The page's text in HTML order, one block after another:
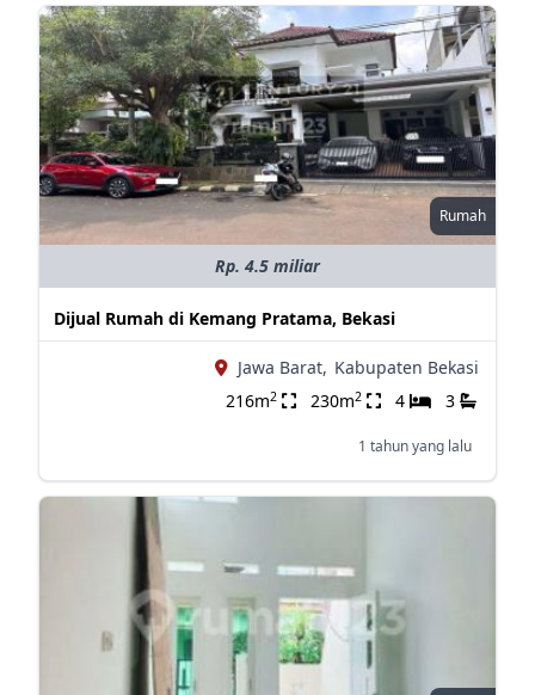
Rumah
Rp. 4.5 miliar
Dijual Rumah di Kemang Pratama, Bekasi
Jawa Barat, Kabupaten Bekasi
216m2 230m2 4 3
1 tahun yang lalu